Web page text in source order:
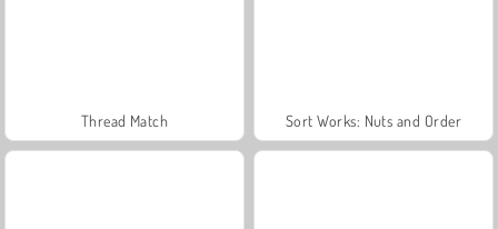
Thread Match Sort Works: Nuts and Order